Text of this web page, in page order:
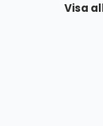
Visa